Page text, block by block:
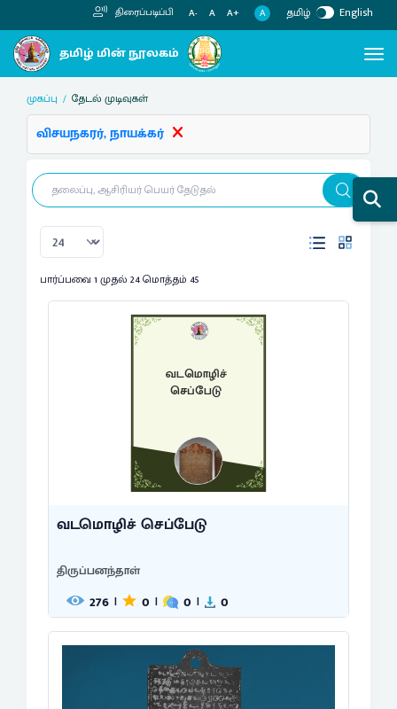
திரைப்படிப்பி A- A A+ A தமிழ் English
முகப்பு தேடல் முடிவுகள்
விசயநகரர், நாயக்கர்
பார்ப்பவை 1 முதல் 24 மொத்தம் 45
வடமொழிச்
செப்பேடு
வடமொழிச் செப்பேடு
திருப்பனந்தாள்
276 | 0 | 0 | 0